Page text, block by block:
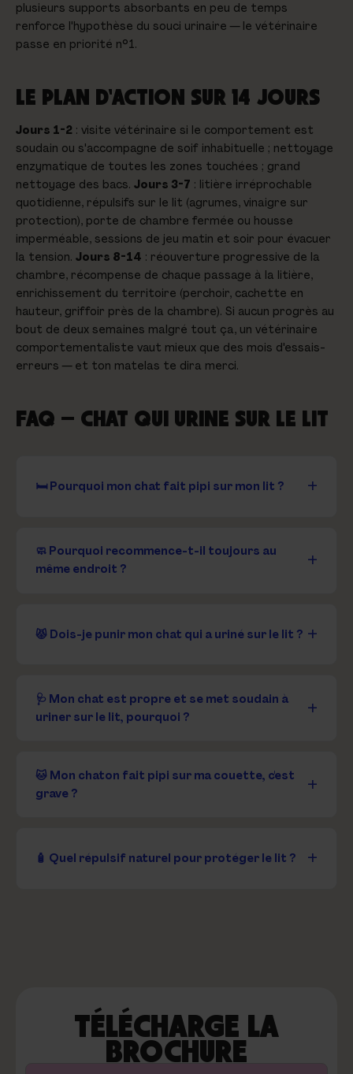
plusieurs supports absorbants en peu de temps
renforce l'hypothèse du souci urinaire — le vétérinaire
passe en priorité n°1.
LE PLAN D'ACTION SUR 14 JOURS
Jours 1-2 : visite vétérinaire si le comportement est
soudain ou s'accompagne de soif inhabituelle ; nettoyage
enzymatique de toutes les zones touchées ; grand
nettoyage des bacs. Jours 3-7 : litière irréprochable
quotidienne, répulsifs sur le lit (agrumes, vinaigre sur
protection), porte de chambre fermée ou housse
imperméable, sessions de jeu matin et soir pour évacuer
la tension. Jours 8-14 : réouverture progressive de la
chambre, récompense de chaque passage à la litière,
enrichissement du territoire (perchoir, cachette en
hauteur, griffoir près de la chambre). Si aucun progrès au
bout de deux semaines malgré tout ça, un vétérinaire
comportementaliste vaut mieux que des mois d'essais-
erreurs — et ton matelas te dira merci.
FAQ — CHAT QUI URINE SUR LE LIT
🛏️ Pourquoi mon chat fait pipi sur mon lit ?
🧼 Pourquoi recommence-t-il toujours au
même endroit ?
😾 Dois-je punir mon chat qui a uriné sur le lit ?
🩺 Mon chat est propre et se met soudain à
uriner sur le lit, pourquoi ?
🐱 Mon chaton fait pipi sur ma couette, c'est
grave ?
🧴 Quel répulsif naturel pour protéger le lit ?
TÉLÉCHARGE LA
BROCHURE